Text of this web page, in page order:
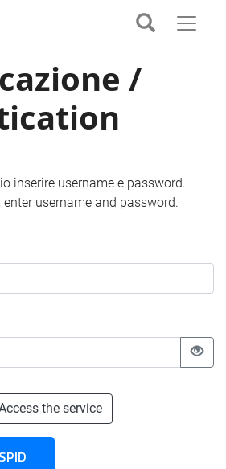
/
inserire username e password.
username and password.
the service